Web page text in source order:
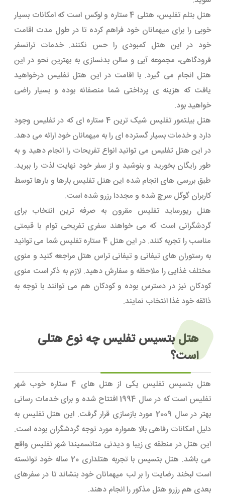
هتل بتلم تفلیس، هتلی 4 ستاره و لوکس است که امکانات بسیار
خوبی را برای میهمانان خود فراهم کرده تا در طول مدت اقامت
خود در این هتل کمبودی را حس نکنند. خدمات ترانسفر
فرودگاهی، مجموعه آبی و سالن بدنسازی به بهترین نحو در این
هتل انجام می گیرد. با اقامت در این هتل تفلیس درخواهید
یافت که هزینه ی پرداختی شما منصفانه بوده و بسیار راضی
خواهید بود.
هتل بیلتمور تفلیس شیک ترین 4 ستاره ای که در تفلیس وجود
دارد و خدمات بسیار گسترده ای را به میهمانان خود ارائه می دهد.
در این هتل تفلیس می توانید انواع تفریحات را انجام دهید و به
طور رایگان بخورید و بنوشید و از سفر خود نهایت لذت را ببرید.
طبق بررسی های انجام شده این هتل تفلیس بارها و بارها توسط
کاربران گوگل سرچ شده و مجددا رزرو شده است.
هتل ریورساید تفلیس مقرون به صرفه ترین انتخاب برای
گردشگرانی است که می خواهند سفری تفریحی توام با قیمتی
مناسب را تجربه کنند. در این هتل 4 ستاره تفلیس شما می توانید
به رستوران های تیفانی و تیفانی تراس هتل مراجعه کنید و منوی
مختلف غذایی را ملاحظه و سفارش دهید. لازم به ذکر است منوی
کودکان نیز در دسترس بوده و کودکان هم می توانند با توجه به
ذائقه خود غذا انتخاب نمایند.
هتل بتسیس تفلیس چه نوع هتلی
است؟
هتل بتسیس تفلیس یکی از هتل های 4 ستاره خوب شهر
تفلیس است که در سال 1994 افتتاح شده و برای خدمات رسانی
بهتر در سال 2009 مورد بازسازی قرار گرفت. این هتل تفلیس به
دلیل امکانات رفاهی بالا همواره مورد توجه گردشگران بوده است.
این هتل در منطقه ی زیبا و دیدنی متاتسمیندا شهر تفلیس واقع
می باشد. هتل بتسیس با تجربه هتلداری 20 ساله خود توانسته
است لبخند رضایت را بر لب میهمانان خود بنشاند تا در سفرهای
بعدی هم رزرو هتل مذکور را انجام دهند.